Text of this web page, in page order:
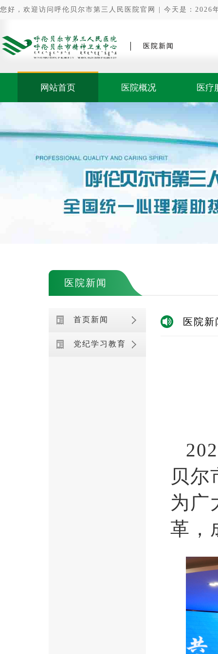
您好，欢迎访问呼伦贝尔市第三人民医院官网 | 今天是：2026
医院新闻
网站首页 医院概况 医疗
医院新闻
首页新闻
党纪学习教育
医院新
贝
为广
革，